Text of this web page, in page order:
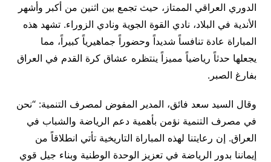
الدوري العراقي الممتاز، حيث تجمع بين اثنين من أكبر وأشهر
الأندية في البلاد، نادي القوة الجوية ونادي الزوراء. تشهد هذه
المباراة عادة تنافساً شديداً وحضوراً جماهيرياً كبيراً، مما
يجعلها حدثاً رياضياً مميزاً ينتظره عشاق كرة القدم في العراق
بفارغ الصبر.
وقال السيد سعد فائق، المدير المفوض لمصرف التنمية: “نحن
في مصرف التنمية نؤمن بأهمية دعم الرياضة والشباب في
العراق. إن رعايتنا لهذه المباراة التاريخية تأتي انطلاقاً من
إيماننا بدور الرياضة في تعزيز الوحدة الوطنية وبناء جيل قوي